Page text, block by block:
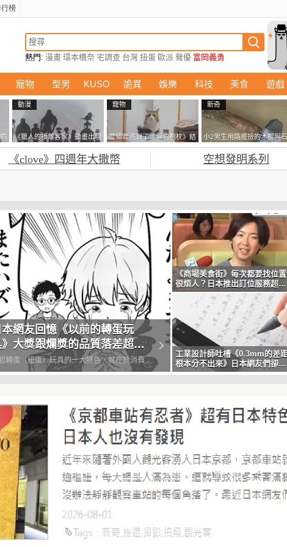
榜
熱門: 漫畫 環本橋奈 宅調查 台灣 扭蛋 歐派 聲優 富岡義勇
寵物 型男 KUSO 詭異 娛樂 科技 美食 遊戲
動漫
《獵人的揍敵客家》動畫出現
的這個剪影是誰？你是不是忘
記還有這號人物了
寵物
當貓咪遇到了《海豹抱枕》結
果玩了10天後，海豹一整個走
鐘笑翻網友
新奇
小2男生用路邊撿的木棍與石
頭做成了《石斧》馬麻打開
包嚇一跳怎麼會有這種東
西！？
《clove》四週年大撒幣 空想發明系列
本網友回憶《以前的轉蛋玩
》大獎跟爛獎的品質落差超大
騙
轉蛋（扭蛋）玩具的一大特色，就在於消費者
錢之後，轉出來的商品會是隨機的。很多人會
也覺得很好玩，而這也是轉蛋最大的魅力所
然而最近日本網友們就議...
《商場美食街》每次都要找位置
很煩人？日本推出訂位服務超方
便
工業設計師吐槽《0.3mm的差
根本分不出來》日本網友們卻都
說自己能夠察覺到